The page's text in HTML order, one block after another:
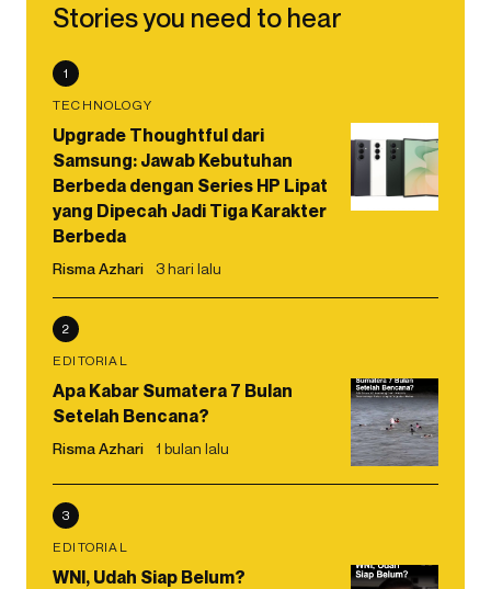
Stories you need to hear
1
TECHNOLOGY
Upgrade Thoughtful dari
Samsung: Jawab Kebutuhan
Berbeda dengan Series HP Lipat
yang Dipecah Jadi Tiga Karakter
Berbeda
Risma Azhari 3 hari lalu
2
EDITORIAL
Apa Kabar Sumatera 7 Bulan
Setelah Bencana?
Risma Azhari 1 bulan lalu
3
EDITORIAL
WNI, Udah Siap Belum?